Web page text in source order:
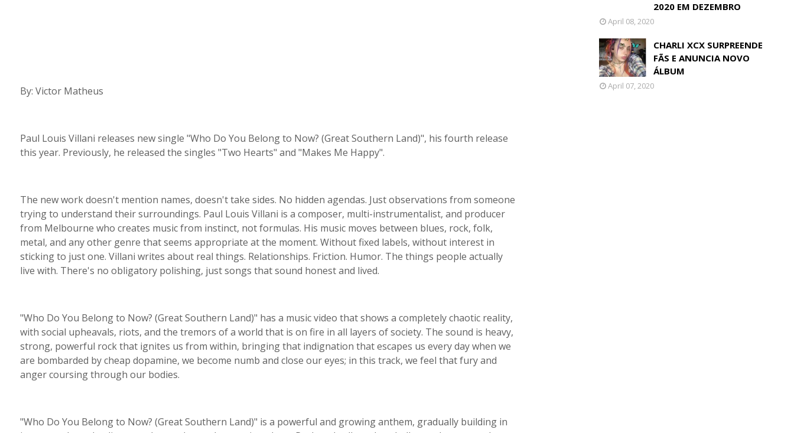
By: Victor Matheus
Paul Louis Villani releases new single "Who Do You Belong to Now? (Great Southern Land)", his fourth release
this year. Previously, he released the singles "Two Hearts" and "Makes Me Happy".
The new work doesn't mention names, doesn't take sides. No hidden agendas. Just observations from someone
trying to understand their surroundings. Paul Louis Villani is a composer, multi-instrumentalist, and producer
from Melbourne who creates music from instinct, not formulas. His music moves between blues, rock, folk,
metal, and any other genre that seems appropriate at the moment. Without fixed labels, without interest in
sticking to just one. Villani writes about real things. Relationships. Friction. Humor. The things people actually
live with. There's no obligatory polishing, just songs that sound honest and lived.
"Who Do You Belong to Now? (Great Southern Land)" has a music video that shows a completely chaotic reality,
with social upheavals, riots, and the tremors of a world that is on fire in all layers of society. The sound is heavy,
strong, powerful rock that ignites us from within, bringing that indignation that escapes us every day when we
are bombarded by cheap dopamine, we become numb and close our eyes; in this track, we feel that fury and
anger coursing through our bodies.
"Who Do You Belong to Now? (Great Southern Land)" is a powerful and growing anthem, gradually building in
2020 EM DEZEMBRO
April 08, 2020
CHARLI XCX SURPREENDE
FÃS E ANUNCIA NOVO
ÁLBUM
April 07, 2020